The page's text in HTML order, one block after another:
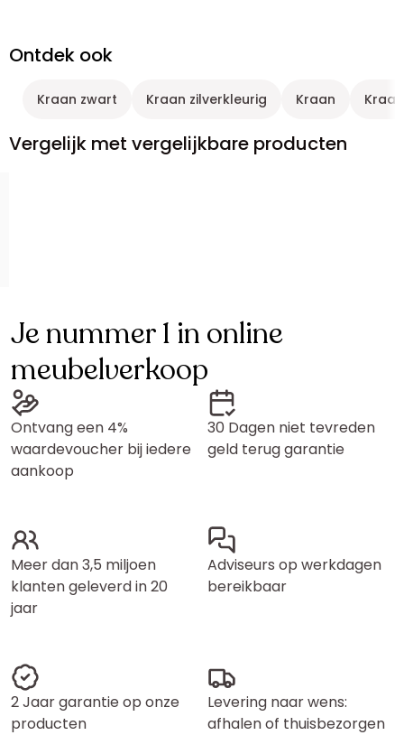
Ontdek ook
Kraan zwart Kraan zilverkleurig Kraan
Vergelijk met vergelijkbare producten
Je nummer 1 in online
meubelverkoop
Ontvang een 4%
waardevoucher bij iedere
aankoop
30 Dagen niet tevreden
geld terug garantie
Meer dan 3,5 miljoen
klanten geleverd in 20
jaar
Adviseurs op werkdagen
bereikbaar
2 Jaar garantie op onze
producten
Levering naar wens:
afhalen of thuisbezorgen